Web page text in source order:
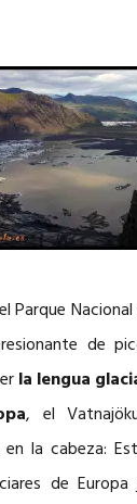
Parque
de
la lengua
, el
la cabeza:
de Europa